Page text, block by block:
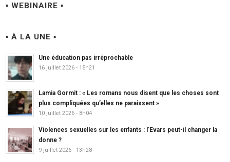
▪ WEBINAIRE ▪
▪ À LA UNE ▪
Une éducation pas irréprochable
16 juillet 2026 - 15h21
Lamia Gormit : « Les romans nous disent que les choses sont
plus compliquées qu’elles ne paraissent »
10 juillet 2026 - 8h04
Violences sexuelles sur les enfants : l’Evars peut-il changer la
donne ?
9 juillet 2026 - 13h28